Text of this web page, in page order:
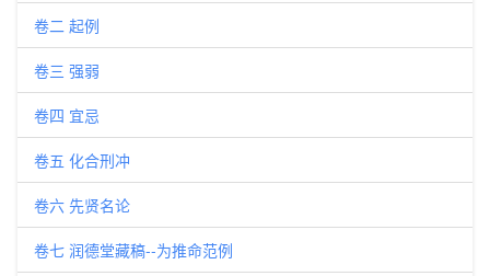
卷二 起例
卷三 强弱
卷四 宜忌
卷五 化合刑冲
卷六 先贤名论
卷七 润德堂藏稿--为推命范例